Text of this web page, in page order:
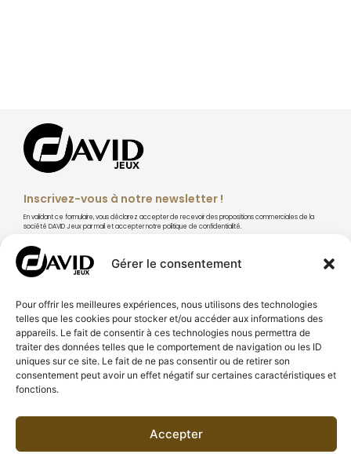
Gérer le consentement
Pour offrir les meilleures expériences, nous utilisons des technologies
telles que les cookies pour stocker et/ou accéder aux informations des
appareils. Le fait de consentir à ces technologies nous permettra de
traiter des données telles que le comportement de navigation ou les ID
uniques sur ce site. Le fait de ne pas consentir ou de retirer son
consentement peut avoir un effet négatif sur certaines caractéristiques et
fonctions.
Accepter
Inscrivez-vous à notre newsletter !
En validant ce formulaire, vous déclarez accepter de recevoir des propositions commerciales de la
société DAVID Jeux par mail et accepter notre politique de confidentialité.
S'abonner
À PROPOS DE DAVID JEUX
CONSEILS & TECHNIQUES
BESOIN D'AIDE